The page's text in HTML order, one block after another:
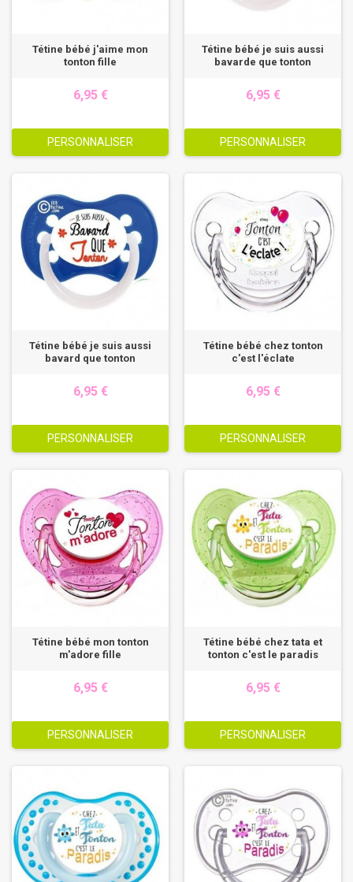
Tétine bébé j'aime mon
tonton fille
6,95 €
PERSONNALISER
Tétine bébé je suis aussi
bavarde que tonton
6,95 €
PERSONNALISER
Tétine bébé je suis aussi
bavard que tonton
6,95 €
PERSONNALISER
Tétine bébé chez tonton
c'est l'éclate
6,95 €
PERSONNALISER
Tétine bébé mon tonton
m'adore fille
6,95 €
PERSONNALISER
Tétine bébé chez tata et
tonton c'est le paradis
6,95 €
PERSONNALISER